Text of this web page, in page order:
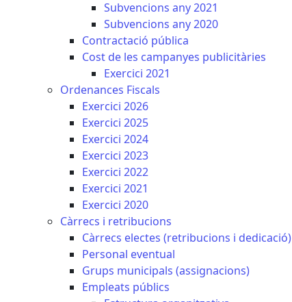
Subvencions any 2021
Subvencions any 2020
Contractació pública
Cost de les campanyes publicitàries
Exercici 2021
Ordenances Fiscals
Exercici 2026
Exercici 2025
Exercici 2024
Exercici 2023
Exercici 2022
Exercici 2021
Exercici 2020
Càrrecs i retribucions
Càrrecs electes (retribucions i dedicació)
Personal eventual
Grups municipals (assignacions)
Empleats públics